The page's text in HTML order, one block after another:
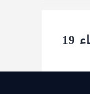
الشارقة vs كلباء 19